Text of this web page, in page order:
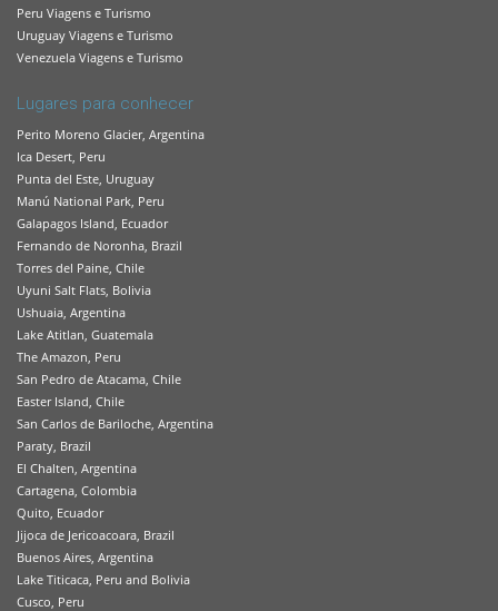
Peru Viagens e Turismo
Uruguay Viagens e Turismo
Venezuela Viagens e Turismo
Lugares para conhecer
Perito Moreno Glacier, Argentina
Ica Desert, Peru
Punta del Este, Uruguay
Manú National Park, Peru
Galapagos Island, Ecuador
Fernando de Noronha, Brazil
Torres del Paine, Chile
Uyuni Salt Flats, Bolivia
Ushuaia, Argentina
Lake Atitlan, Guatemala
The Amazon, Peru
San Pedro de Atacama, Chile
Easter Island, Chile
San Carlos de Bariloche, Argentina
Paraty, Brazil
El Chalten, Argentina
Cartagena, Colombia
Quito, Ecuador
Jijoca de Jericoacoara, Brazil
Buenos Aires, Argentina
Lake Titicaca, Peru and Bolivia
Cusco, Peru